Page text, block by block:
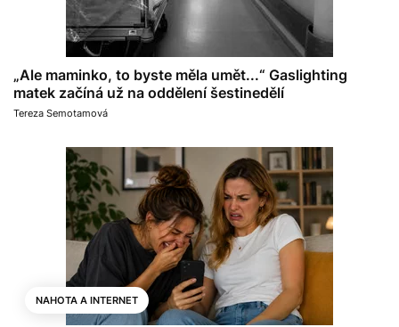
„Ale maminko, to byste měla umět...“ Gaslighting
matek začíná už na oddělení šestinedělí
Tereza Semotamová
NAHOTA A INTERNET